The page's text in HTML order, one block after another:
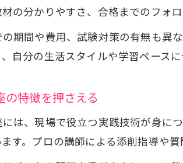
自宅サロン開業に
リンパマッサージ
国家資格と民間資
の分かりやすさ、合格までのフォ
期間や費用、試験対策の有無も
自分の生活スタイルや学習ペース
特徴を押さえる
は、現場で役立つ実践技術が身に
す。プロの講師による添削指導や